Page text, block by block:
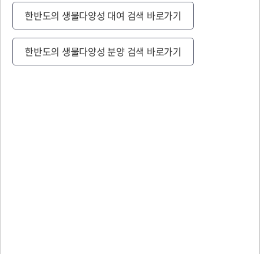
한반도의 생물다양성 대여 검색 바로가기
한반도의 생물다양성 분양 검색 바로가기